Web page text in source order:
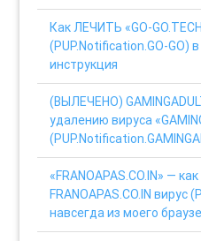
Как ЛЕЧИТЬ «GO-
(PUP.Notification.GO-GO)
инструкция
(ВЫЛЕЧЕНО)
удалению вируса
«FRANOAPAS.CO.IN» —
FRANOAPAS.CO.IN вирус
навсегда из моего